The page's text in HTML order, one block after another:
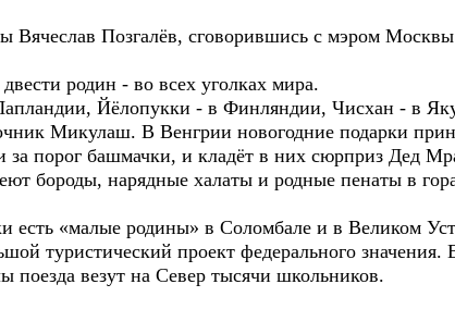
Вячеслав Позгалёв, сговорившись с мэром
родин - во всех уголках мира.
Йёлопукки - в Финляндии, Чисхан - в
Микулаш. В Венгрии новогодние подарки
порог башмачки, и кладёт в них сюрприз Дед
бороды, нарядные халаты и родные пенаты в
есть «малые родины» в Соломбале и в Великом
туристический проект федерального значения.
поезда везут на Север тысячи школьников.